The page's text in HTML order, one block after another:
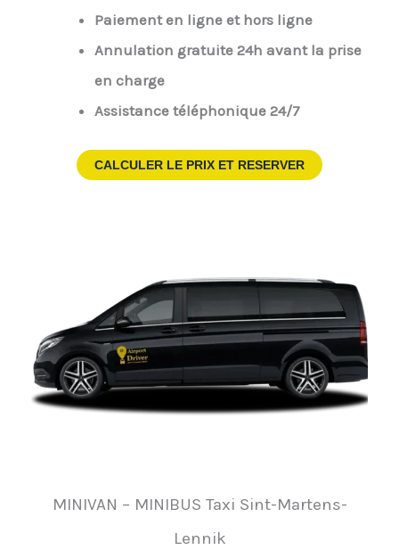
Paiement en ligne et hors ligne
Annulation gratuite 24h avant la prise
en charge
Assistance téléphonique 24/7
CALCULER LE PRIX ET RESERVER
MINIVAN – MINIBUS Taxi Sint-Martens-
Lennik